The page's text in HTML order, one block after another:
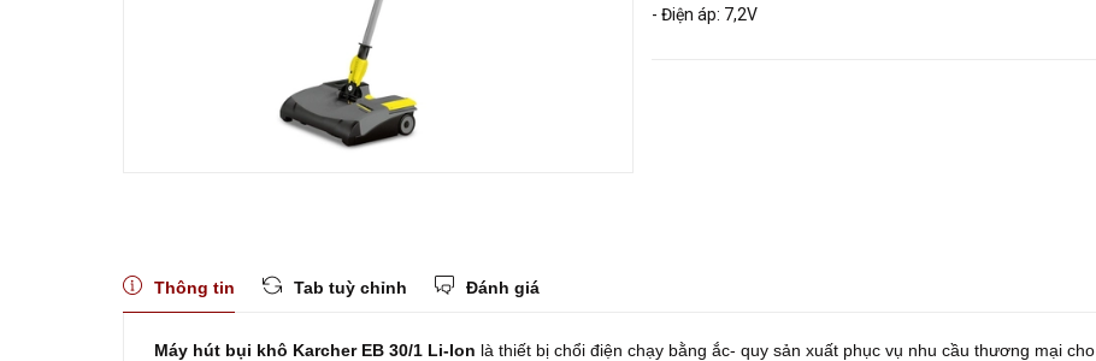
- Điện áp: 7,2V
Thông tin Tab tuỳ chỉnh Đánh giá
Máy hút bụi khô Karcher EB 30/1 Li-Ion là thiết bị chổi điện chạy bằng ắc- quy sản xuất phục vụ nhu cầu thương mại cho